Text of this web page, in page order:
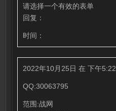
请选择一个有效的表单
回复：
时间：
2022年10月25日 在 下午5:22
QQ:30063795
范围:战网